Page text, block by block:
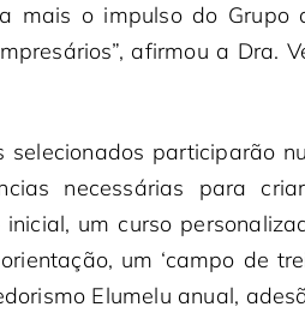
mais o impulso do Grupo
afirmou a Dra.
selecionados participarão
necessárias para
inicial, um curso
um ‘campo de
Elumelu anual,